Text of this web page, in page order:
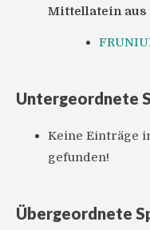
Mittellatein aus
Untergeordnete
Keine Einträge
gefunden!
Übergeordnete